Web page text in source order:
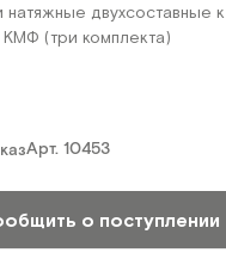
натяжные двухсоставные к
КМФ (три комплекта)
Арт.10453
о поступлении